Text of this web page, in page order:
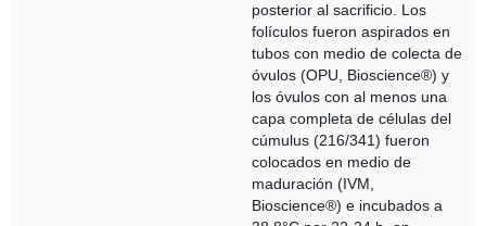
posterior al sacrificio. Los
folículos fueron aspirados en
tubos con medio de colecta de
óvulos (OPU, Bioscience®) y
los óvulos con al menos una
capa completa de células del
cúmulus (216/341) fueron
colocados en medio de
maduración (IVM,
Bioscience®) e incubados a